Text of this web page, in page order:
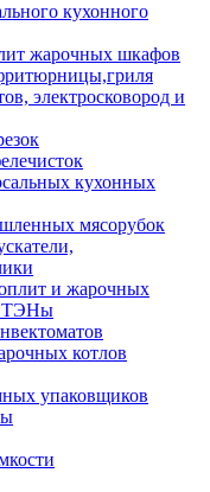
кухонного
жарочных шкафов
электросковород и
кухонных
мясорубок
и жарочных
ТЭНы
котлов
упаковщиков